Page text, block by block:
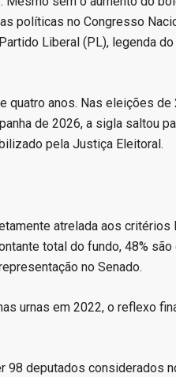
políticas no Congresso
Liberal (PL), legenda
quatro anos. Nas eleições
de 2026, a sigla saltou
pela Justiça Eleitoral.
atrelada aos
total do fundo, 48%
no Senado.
urnas em 2022, o reflexo
98 deputados considerados